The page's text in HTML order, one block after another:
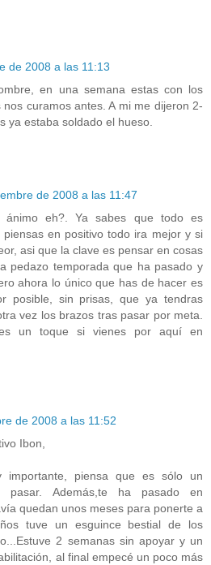
de 2008 a las 11:13
en una semana estas con los
nos curamos antes. A mi me dijeron 2-
ya estaba soldado el hueso.
de 2008 a las 11:47
ánimo eh?. Ya sabes que todo es
en positivo todo ira mejor y si
asi que la clave es pensar en cosas
pedazo temporada que ha pasado y
ahora lo único que has de hacer es
posible, sin prisas, que ya tendras
vez los brazos tras pasar por meta.
un toque si vienes por aquí en
de 2008 a las 11:52
Ibon,
importante, piensa que es sólo un
pasar. Además,te ha pasado en
quedan unos meses para ponerte a
tuve un esguince bestial de los
2 semanas sin apoyar y un
al final empecé un poco más